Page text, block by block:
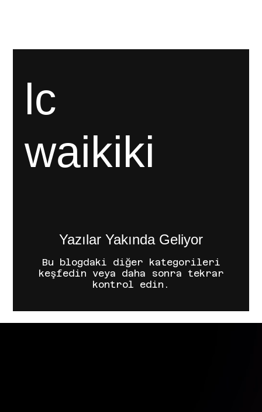
lc
waikiki
Yazılar Yakında Geliyor
Bu blogdaki diğer kategorileri
keşfedin veya daha sonra tekrar
kontrol edin.